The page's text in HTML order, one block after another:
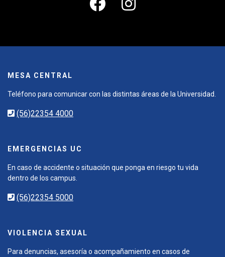
MESA CENTRAL
Teléfono para comunicar con las distintas áreas de la Universidad.
(56)22354 4000
EMERGENCIAS UC
En caso de accidente o situación que ponga en riesgo tu vida
dentro de los campus.
(56)22354 5000
VIOLENCIA SEXUAL
Para denuncias, asesoría o acompañamiento en casos de